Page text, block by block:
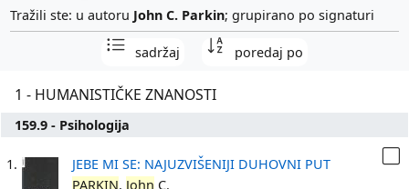
Tražili ste: u autoru John C. Parkin; grupirano po signaturi
sadržaj poredaj po
1 - HUMANISTIČKE ZNANOSTI
159.9 - Psihologija
1.
JEBE MI SE: NAJUZVIŠENIJI DUHOVNI PUT
PARKIN, John C.